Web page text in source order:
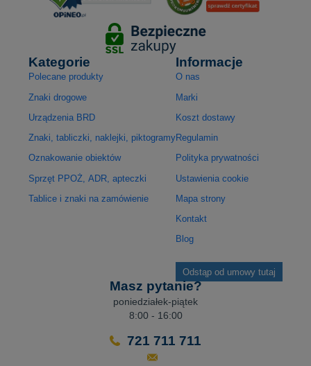
Kategorie
Polecane produkty
Znaki drogowe
Urządzenia BRD
Znaki, tabliczki, naklejki, piktogramy
Oznakowanie obiektów
Sprzęt PPOŻ, ADR, apteczki
Tablice i znaki na zamówienie
Informacje
O nas
Marki
Koszt dostawy
Regulamin
Polityka prywatności
Ustawienia cookie
Mapa strony
Kontakt
Blog
Odstąp od umowy tutaj
Masz pytanie?
poniedziałek-piątek
8:00 - 16:00
721 711 711